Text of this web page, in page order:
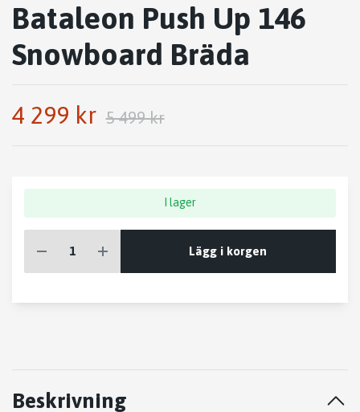
Bataleon Push Up 146
Snowboard Bräda
4 299 kr 5 499 kr
I lager
Lägg i korgen
Beskrivning